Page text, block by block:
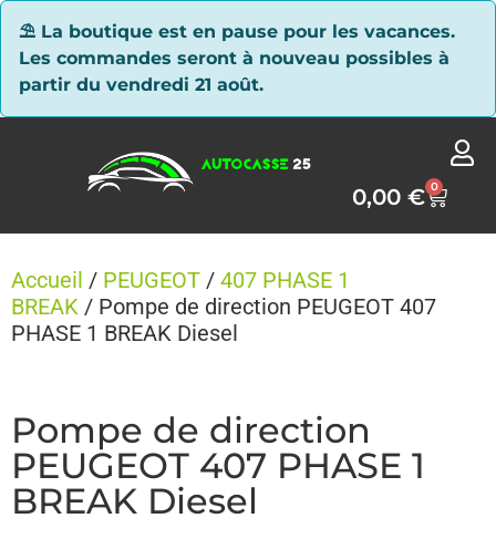
⛱ La boutique est en pause pour les vacances.
Les commandes seront à nouveau possibles à
partir du vendredi 21 août.
0,00€ 0
Accueil / PEUGEOT / 407 PHASE 1
BREAK / Pompe de direction PEUGEOT 407
PHASE 1 BREAK Diesel
Pompe de direction
PEUGEOT 407 PHASE 1
BREAK Diesel
Panneau de gestion des cookies